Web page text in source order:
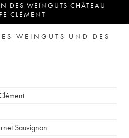
DES WEINGUTS CHÂTEAU
CLÉMENT
WEINGUTS UND DES
Sauvignon